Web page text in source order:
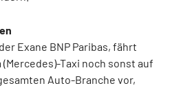
Exane BNP Paribas, fährt
Taxi noch sonst auf
Auto-Branche vor,